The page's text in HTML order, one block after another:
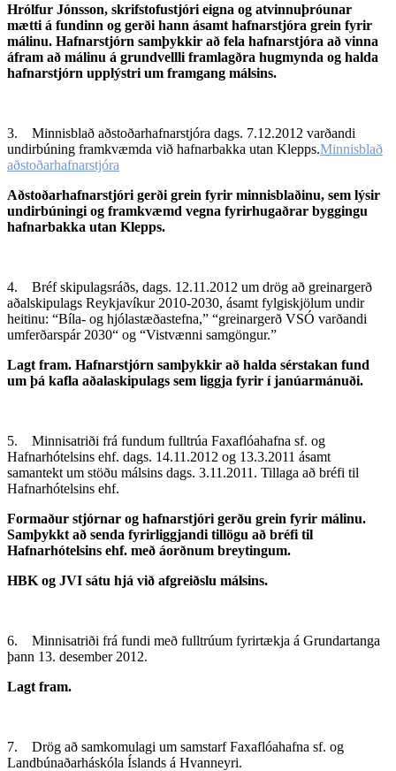
Hrólfur Jónsson, skrifstofustjóri eigna og atvinnuþróunar
mætti á fundinn og gerði hann ásamt hafnarstjóra grein fyrir
málinu. Hafnarstjórn samþykkir að fela hafnarstjóra að vinna
áfram að málinu á grundvellli framlagðra hugmynda og halda
hafnarstjórn upplýstri um framgang málsins.
3. Minnisblað aðstoðarhafnarstjóra dags. 7.12.2012 varðandi
undirbúning framkvæmda við hafnarbakka utan Klepps.Minnisblað
aðstoðarhafnarstjóra
Aðstoðarhafnarstjóri gerði grein fyrir minnisblaðinu, sem lýsir
undirbúningi og framkvæmd vegna fyrirhugaðrar byggingu
hafnarbakka utan Klepps.
4. Bréf skipulagsráðs, dags. 12.11.2012 um drög að greinargerð
aðalskipulags Reykjavíkur 2010-2030, ásamt fylgiskjölum undir
heitinu: “Bíla- og hjólastæðastefna,” “greinargerð VSÓ varðandi
umferðarspár 2030“ og “Vistvænni samgöngur.”
Lagt fram. Hafnarstjórn samþykkir að halda sérstakan fund
um þá kafla aðalaskipulags sem liggja fyrir í janúarmánuði.
5. Minnisatriði frá fundum fulltrúa Faxaflóahafna sf. og
Hafnarhótelsins ehf. dags. 14.11.2012 og 13.3.2011 ásamt
samantekt um stöðu málsins dags. 3.11.2011. Tillaga að bréfi til
Hafnarhótelsins ehf.
Formaður stjórnar og hafnarstjóri gerðu grein fyrir málinu.
Samþykkt að senda fyrirliggjandi tillögu að bréfi til
Hafnarhótelsins ehf. með áorðnum breytingum.
HBK og JVI sátu hjá við afgreiðslu málsins.
6. Minnisatriði frá fundi með fulltrúum fyrirtækja á Grundartanga
þann 13. desember 2012.
Lagt fram.
7. Drög að samkomulagi um samstarf Faxaflóahafna sf. og
Landbúnaðarháskóla Íslands á Hvanneyri.